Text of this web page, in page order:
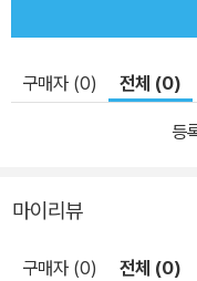
구매자 (0) 전체 (0)
등
마이리뷰
구매자 (0) 전체 (0)